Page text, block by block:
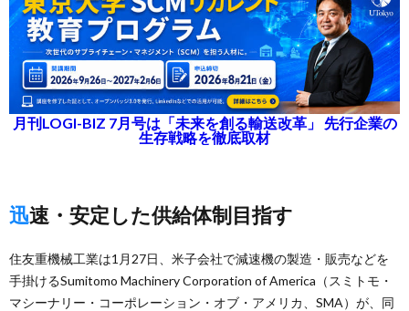
月刊LOGI-BIZ 7月号は「未来を創る輸送改革」 先行企業の
生存戦略を徹底取材
迅速・安定した供給体制目指す
住友重機械工業は1月27日、米子会社で減速機の製造・販売などを
手掛けるSumitomo Machinery Corporation of America（スミトモ・
マシーナリー・コーポレーション・オブ・アメリカ、SMA）が、同